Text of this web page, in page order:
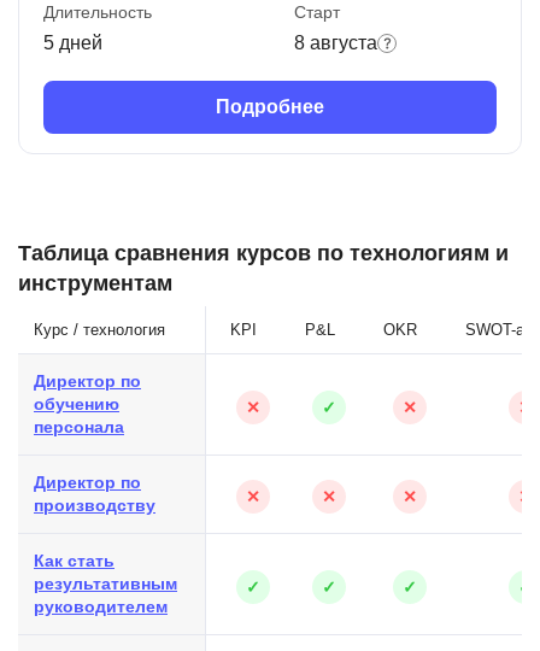
Длительность
5 дней
Старт
8 августа
Подробнее
Таблица сравнения курсов по технологиям и
инструментам
Курс / технология KPI P&L OKR SWOT-
Директор по
обучению
персонала
✕ ✓ ✕ ✕
Директор по
производству
✕ ✕ ✕ ✕
Как стать
результативным
руководителем
✓ ✓ ✓ ✓